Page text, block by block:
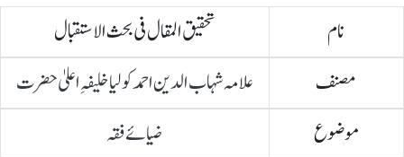
تحقیق المقال فی بحث الاستقبال
نام
علامہ شہاب الدین احمد کولیا خلیفہِ اعلیٰ حضرت
مصنف
ضیائے فقہ
موضوع